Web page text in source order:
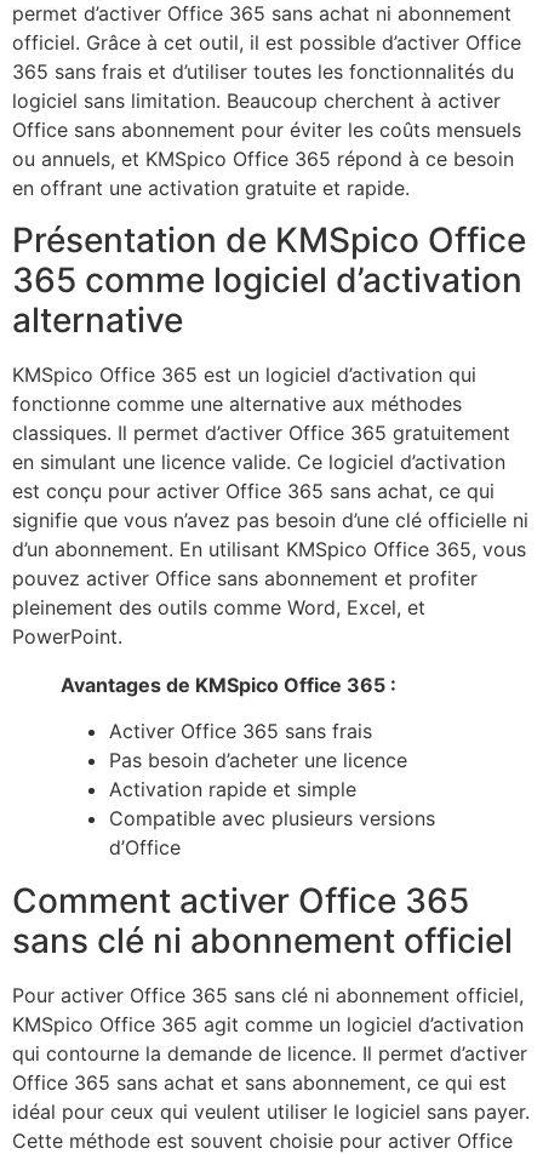
permet d’activer Office 365 sans achat ni abonnement
officiel. Grâce à cet outil, il est possible d’activer Office
365 sans frais et d’utiliser toutes les fonctionnalités du
logiciel sans limitation. Beaucoup cherchent à activer
Office sans abonnement pour éviter les coûts mensuels
ou annuels, et KMSpico Office 365 répond à ce besoin
en offrant une activation gratuite et rapide.
Présentation de KMSpico Office
365 comme logiciel d’activation
alternative
KMSpico Office 365 est un logiciel d’activation qui
fonctionne comme une alternative aux méthodes
classiques. Il permet d’activer Office 365 gratuitement
en simulant une licence valide. Ce logiciel d’activation
est conçu pour activer Office 365 sans achat, ce qui
signifie que vous n’avez pas besoin d’une clé officielle ni
d’un abonnement. En utilisant KMSpico Office 365, vous
pouvez activer Office sans abonnement et profiter
pleinement des outils comme Word, Excel, et
PowerPoint.
Avantages de KMSpico Office 365 :
Activer Office 365 sans frais
Pas besoin d’acheter une licence
Activation rapide et simple
Compatible avec plusieurs versions
d’Office
Comment activer Office 365
sans clé ni abonnement officiel
Pour activer Office 365 sans clé ni abonnement officiel,
KMSpico Office 365 agit comme un logiciel d’activation
qui contourne la demande de licence. Il permet d’activer
Office 365 sans achat et sans abonnement, ce qui est
idéal pour ceux qui veulent utiliser le logiciel sans payer.
Cette méthode est souvent choisie pour activer Office